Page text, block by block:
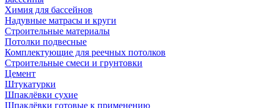
Химия для бассейнов
Надувные матрасы и круги
Строительные материалы
Потолки подвесные
Комплектующие для реечных потолков
Строительные смеси и грунтовки
Цемент
Штукатурки
Шпаклёвки сухие
Шпаклёвки готовые к применению